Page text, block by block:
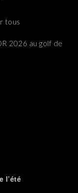
tous
2026 au golf de
l’été